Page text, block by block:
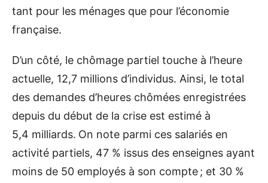
tant pour les ménages que pour l’économie
française.
D’un côté, le chômage partiel touche à l’heure
actuelle, 12,7 millions d’individus. Ainsi, le total
des demandes d’heures chômées enregistrées
depuis du début de la crise est estimé à
5,4 milliards. On note parmi ces salariés en
activité partiels, 47 % issus des enseignes ayant
moins de 50 employés à son compte ; et 30 %